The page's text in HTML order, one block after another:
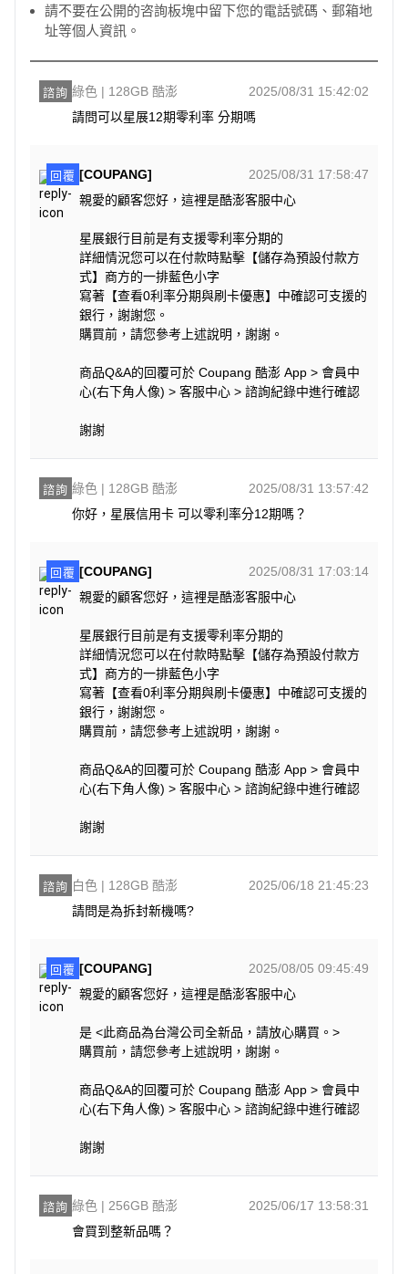
請不要在公開的咨詢板塊中留下您的電話號碼、郵箱地
址等個人資訊。
諮詢 綠色 | 128GB 酷澎
2025/08/31 15:42:02
請問可以星展12期零利率 分期嗎
回覆 [COUPANG]
2025/08/31 17:58:47
親愛的顧客您好，這裡是酷澎客服中心
星展銀行目前是有支援零利率分期的
詳細情況您可以在付款時點擊【儲存為預設付款方
式】商方的一排藍色小字
寫著【查看0利率分期與刷卡優惠】中確認可支援的
銀行，謝謝您。
購買前，請您參考上述說明，謝謝。
商品Q&A的回覆可於 Coupang 酷澎 App > 會員中
心(右下角人像) > 客服中心 > 諮詢紀錄中進行確認
謝謝
諮詢 綠色 | 128GB 酷澎
2025/08/31 13:57:42
你好，星展信用卡 可以零利率分12期嗎？
回覆 [COUPANG]
2025/08/31 17:03:14
親愛的顧客您好，這裡是酷澎客服中心
星展銀行目前是有支援零利率分期的
詳細情況您可以在付款時點擊【儲存為預設付款方
式】商方的一排藍色小字
寫著【查看0利率分期與刷卡優惠】中確認可支援的
銀行，謝謝您。
購買前，請您參考上述說明，謝謝。
商品Q&A的回覆可於 Coupang 酷澎 App > 會員中
心(右下角人像) > 客服中心 > 諮詢紀錄中進行確認
謝謝
諮詢 白色 | 128GB 酷澎
2025/06/18 21:45:23
請問是為拆封新機嗎?
回覆 [COUPANG]
2025/08/05 09:45:49
親愛的顧客您好，這裡是酷澎客服中心
是 <此商品為台灣公司全新品，請放心購買。>
購買前，請您參考上述說明，謝謝。
商品Q&A的回覆可於 Coupang 酷澎 App > 會員中
心(右下角人像) > 客服中心 > 諮詢紀錄中進行確認
謝謝
諮詢 綠色 | 256GB 酷澎
2025/06/17 13:58:31
會買到整新品嗎？